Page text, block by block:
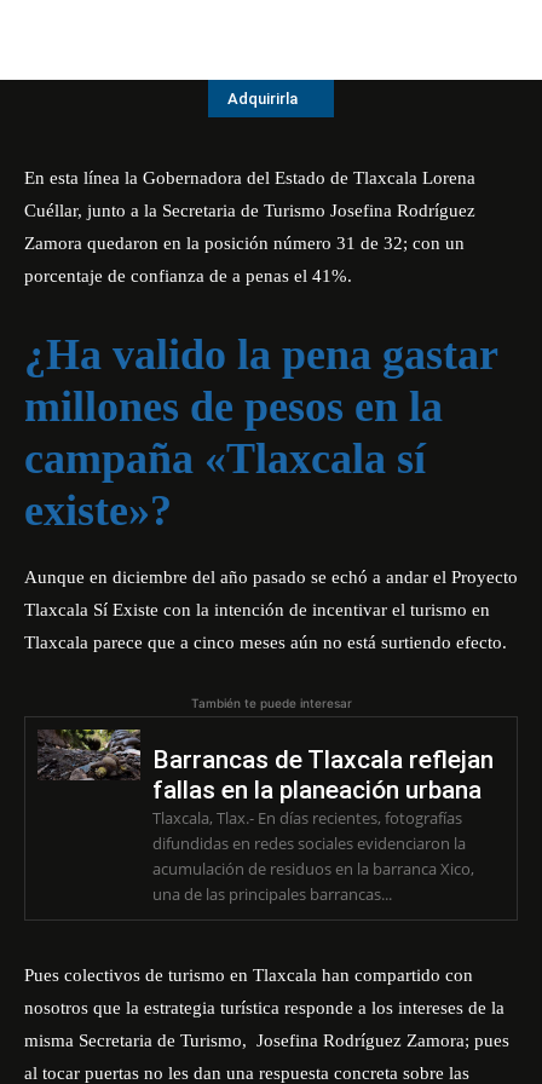
Adquirirla
En esta línea la Gobernadora del Estado de Tlaxcala Lorena
Cuéllar, junto a la Secretaria de Turismo Josefina Rodríguez
Zamora quedaron en la posición número 31 de 32; con un
porcentaje de confianza de a penas el 41%.
¿Ha valido la pena gastar
millones de pesos en la
campaña «Tlaxcala sí
existe»?
Aunque en diciembre del año pasado se echó a andar el Proyecto
Tlaxcala Sí Existe con la intención de incentivar el turismo en
Tlaxcala parece que a cinco meses aún no está surtiendo efecto.
También te puede interesar
Barrancas de Tlaxcala reflejan
fallas en la planeación urbana
Tlaxcala, Tlax.- En días recientes, fotografías
difundidas en redes sociales evidenciaron la
acumulación de residuos en la barranca Xico,
una de las principales barrancas...
Pues colectivos de turismo en Tlaxcala han compartido con
nosotros que la estrategia turística responde a los intereses de la
misma Secretaria de Turismo, Josefina Rodríguez Zamora; pues
al tocar puertas no les dan una respuesta concreta sobre las